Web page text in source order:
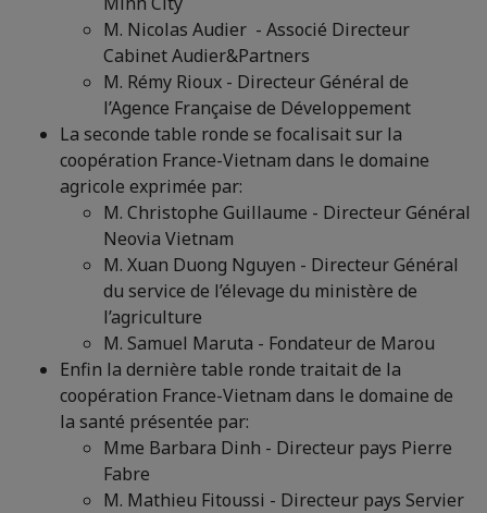
M. Nicolas Audier - Associé Directeur
Cabinet Audier&Partners
M. Rémy Rioux - Directeur Général de
l’Agence Française de Développement
La seconde table ronde se focalisait sur la
coopération France-Vietnam dans le domaine
agricole exprimée par:
M. Christophe Guillaume - Directeur Général
Neovia Vietnam
M. Xuan Duong Nguyen - Directeur Général
du service de l’élevage du ministère de
l’agriculture
M. Samuel Maruta - Fondateur de Marou
Enfin la dernière table ronde traitait de la
coopération France-Vietnam dans le domaine de
la santé présentée par:
Mme Barbara Dinh - Directeur pays Pierre
Fabre
M. Mathieu Fitoussi - Directeur pays Servier